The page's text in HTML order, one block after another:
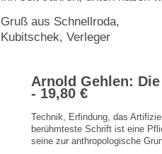
Gruß aus Schnellroda,
Kubitschek, Verleger
Arnold Gehlen:
- 19,80 €
Technik, Erfindung, das
berühmteste Schrift ist eine
seine zur anthropologische